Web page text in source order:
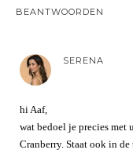
BEANTWOORDEN
SERENA
hi Aaf,
wat bedoel je precies
Cranberry. Staat ook in